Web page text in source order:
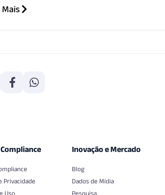
Mais
Compliance
Privacidade
Uso
Inovação e Mercado
Blog
Dados de Mídia
Pesquisa